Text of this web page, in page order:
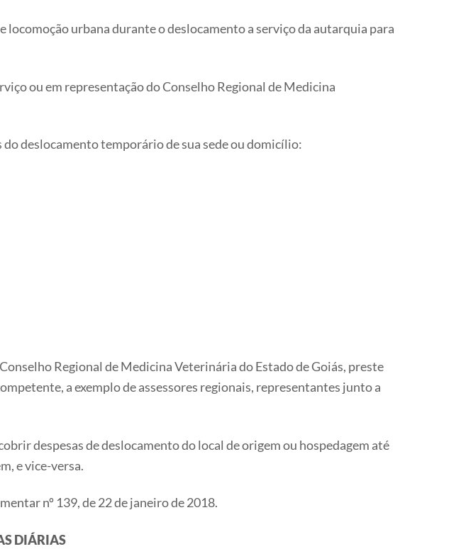
locomoção urbana durante o deslocamento a serviço da autarquia para
ou em representação do Conselho Regional de Medicina
deslocamento temporário de sua sede ou domicílio:
Regional de Medicina Veterinária do Estado de Goiás, preste
a exemplo de assessores regionais, representantes junto a
despesas de deslocamento do local de origem ou hospedagem até
e vice-versa.
nº 139, de 22 de janeiro de 2018.
DIÁRIAS